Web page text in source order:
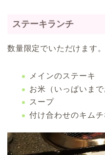
ステーキランチ
数量限定でいただけます。
メインのステーキ
お米（いっぱいまで
スープ
付け合わせのキムチ